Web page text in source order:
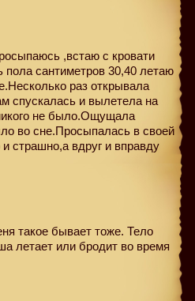
,встаю с кровати
пола сантиметров 30,40 летаю
раз открывала
спускалась и вылетела на
не было.Ощущала
во сне.Просыпалась в своей
страшно,а вдруг и вправду
такое бывает тоже. Тело
летает или бродит во время